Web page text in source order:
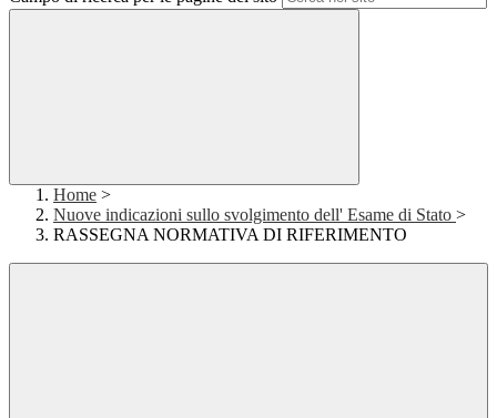
Home >
Nuove indicazioni sullo svolgimento dell' Esame di Stato >
RASSEGNA NORMATIVA DI RIFERIMENTO